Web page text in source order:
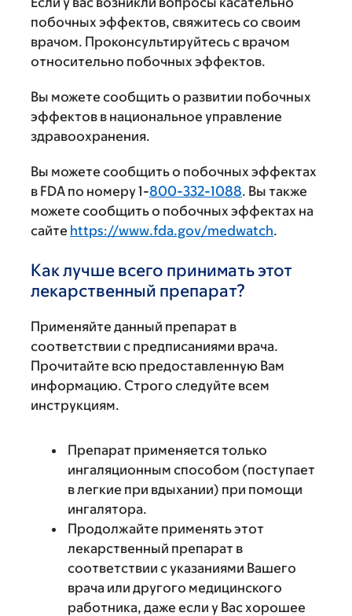
побочных эффектов, свяжитесь со своим
врачом. Проконсультируйтесь с врачом
относительно побочных эффектов.
Вы можете сообщить о развитии побочных
эффектов в национальное управление
здравоохранения.
Вы можете сообщить о побочных эффектах
в FDA по номеру 1-800-332-1088. Вы также
можете сообщить о побочных эффектах на
сайте https://www.fda.gov/medwatch.
Как лучше всего принимать этот
лекарственный препарат?
Применяйте данный препарат в
соответствии с предписаниями врача.
Прочитайте всю предоставленную Вам
информацию. Строго следуйте всем
инструкциям.
Препарат применяется только
ингаляционным способом (поступает
в легкие при вдыхании) при помощи
ингалятора.
Продолжайте применять этот
лекарственный препарат в
соответствии с указаниями Вашего
врача или другого медицинского
работника, даже если у Вас хорошее